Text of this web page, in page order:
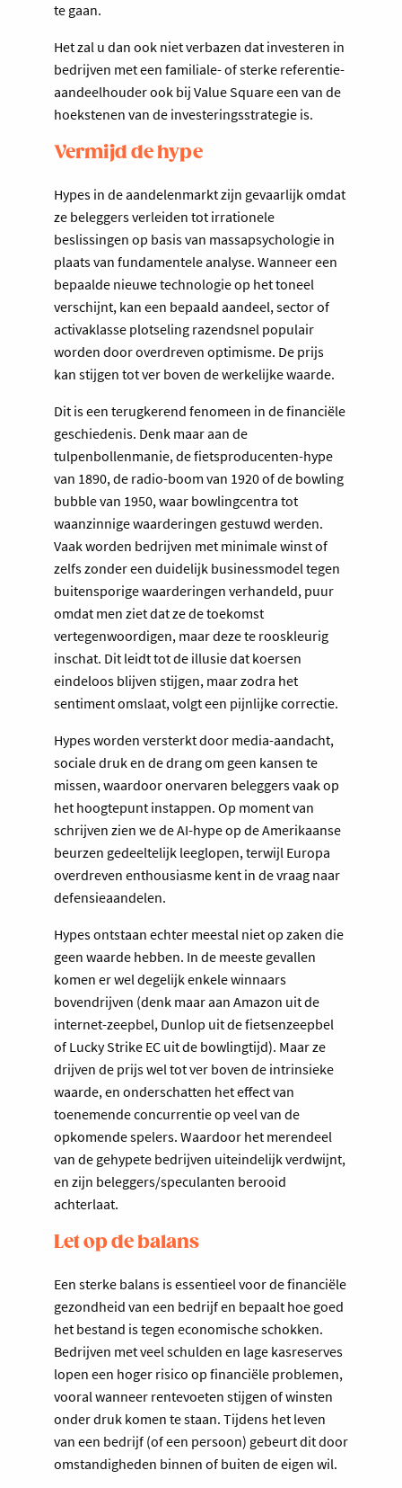
te gaan.
Het zal u dan ook niet verbazen dat investeren in
bedrijven met een familiale- of sterke referentie-
aandeelhouder ook bij Value Square een van de
hoekstenen van de investeringsstrategie is.
Vermijd de hype
Hypes in de aandelenmarkt zijn gevaarlijk omdat
ze beleggers verleiden tot irrationele
beslissingen op basis van massapsychologie in
plaats van fundamentele analyse. Wanneer een
bepaalde nieuwe technologie op het toneel
verschijnt, kan een bepaald aandeel, sector of
activaklasse plotseling razendsnel populair
worden door overdreven optimisme. De prijs
kan stijgen tot ver boven de werkelijke waarde.
Dit is een terugkerend fenomeen in de financiële
geschiedenis. Denk maar aan de
tulpenbollenmanie, de fietsproducenten-hype
van 1890, de radio-boom van 1920 of de bowling
bubble van 1950, waar bowlingcentra tot
waanzinnige waarderingen gestuwd werden.
Vaak worden bedrijven met minimale winst of
zelfs zonder een duidelijk businessmodel tegen
buitensporige waarderingen verhandeld, puur
omdat men ziet dat ze de toekomst
vertegenwoordigen, maar deze te rooskleurig
inschat. Dit leidt tot de illusie dat koersen
eindeloos blijven stijgen, maar zodra het
sentiment omslaat, volgt een pijnlijke correctie.
Hypes worden versterkt door media-aandacht,
sociale druk en de drang om geen kansen te
missen, waardoor onervaren beleggers vaak op
het hoogtepunt instappen. Op moment van
schrijven zien we de AI-hype op de Amerikaanse
beurzen gedeeltelijk leeglopen, terwijl Europa
overdreven enthousiasme kent in de vraag naar
defensieaandelen.
Hypes ontstaan echter meestal niet op zaken die
geen waarde hebben. In de meeste gevallen
komen er wel degelijk enkele winnaars
bovendrijven (denk maar aan Amazon uit de
internet-zeepbel, Dunlop uit de fietsenzeepbel
of Lucky Strike EC uit de bowlingtijd). Maar ze
drijven de prijs wel tot ver boven de intrinsieke
waarde, en onderschatten het effect van
toenemende concurrentie op veel van de
opkomende spelers. Waardoor het merendeel
van de gehypete bedrijven uiteindelijk verdwijnt,
en zijn beleggers/speculanten berooid
achterlaat.
Let op de balans
Een sterke balans is essentieel voor de financiële
gezondheid van een bedrijf en bepaalt hoe goed
het bestand is tegen economische schokken.
Bedrijven met veel schulden en lage kasreserves
lopen een hoger risico op financiële problemen,
vooral wanneer rentevoeten stijgen of winsten
onder druk komen te staan. Tijdens het leven
van een bedrijf (of een persoon) gebeurt dit door
omstandigheden binnen of buiten de eigen wil.